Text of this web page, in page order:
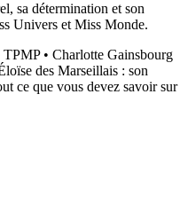
sa détermination et son
Univers et Miss Monde.
TPMP• Charlotte Gainsbourg
des Marseillais : son
ce que vous devez savoir sur